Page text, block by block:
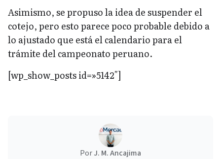
Asimismo, se propuso la idea de suspender el
cotejo, pero esto parece poco probable debido a
lo ajustado que está el calendario para el
trámite del campeonato peruano.
[wp_show_posts id=»5142″]
PorJ. M. Ancajima